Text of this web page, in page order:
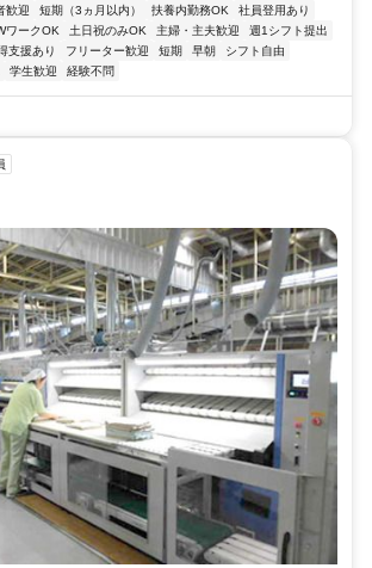
歓迎 短期（3ヵ月以内） 扶養内勤務OK
社員登用あり
ワークOK 土日祝のみOK 主婦・主夫歓迎
週1シフト提出
支援あり フリーター歓迎 短期 早朝
シフト自由
学生歓迎 経験不問